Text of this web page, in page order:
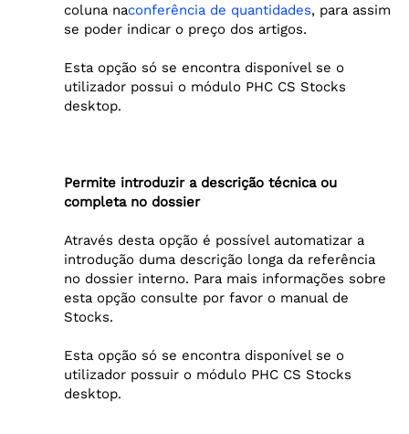
coluna naconferência de quantidades, para assim
se poder indicar o preço dos artigos.
Esta opção só se encontra disponível se o
utilizador possui o módulo PHC CS Stocks
desktop.
Permite introduzir a descrição técnica ou
completa no dossier
Através desta opção é possível automatizar a
introdução duma descrição longa da referência
no dossier interno. Para mais informações sobre
esta opção consulte por favor o manual de
Stocks.
Esta opção só se encontra disponível se o
utilizador possuir o módulo PHC CS Stocks
desktop.